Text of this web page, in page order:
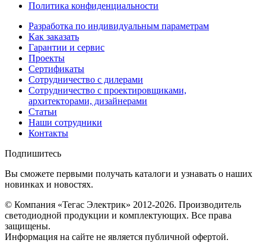
Политика конфиденциальности
Разработка по индивидуальным параметрам
Как заказать
Гарантии и сервис
Проекты
Сертификаты
Сотрудничество с дилерами
Сотрудничество с проектировщиками,
архитекторами, дизайнерами
Статьи
Наши сотрудники
Контакты
Подпишитесь
Вы сможете первыми получать каталоги и узнавать о наших
новинках и новостях.
© Компания «Тегас Электрик» 2012-2026. Производитель
светодиодной продукции и комплектующих. Все права
защищены.
Информация на сайте не является публичной офертой.